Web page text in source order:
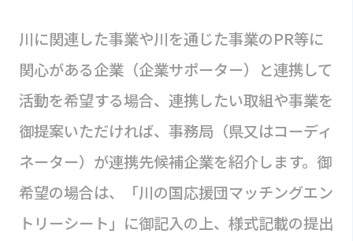
川に関連した事業や川を通じた事業のPR等に
関心がある企業（企業サポーター）と連携して
活動を希望する場合、連携したい取組や事業を
御提案いただければ、事務局（県又はコーディ
ネーター）が連携先候補企業を紹介します。御
希望の場合は、「川の国応援団マッチングエン
トリーシート」に御記入の上、様式記載の提出